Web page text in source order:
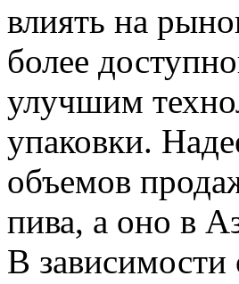
влиять на
более
улучшим
упаковки.
объемов
пива, a оно в
В зависимости